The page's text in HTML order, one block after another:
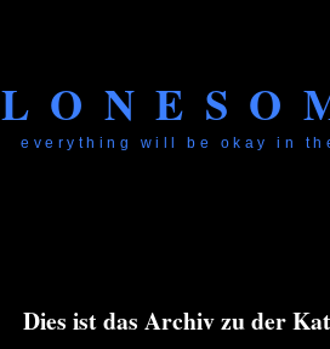
everything will be okay in
Dies ist das Archiv zu der